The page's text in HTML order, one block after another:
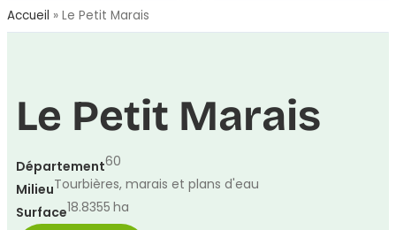
Accueil » Le Petit Marais
Le Petit Marais
Département60
MilieuTourbières, marais et plans d'eau
Surface18.8355 ha